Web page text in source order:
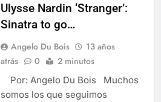
Ulysse Nardin ‘Stranger’:
Sinatra to go…
Angelo Du Bois
13 años
atrás
0 2 minutos
Por: Angelo Du Bois Muchos
somos los que seguimos